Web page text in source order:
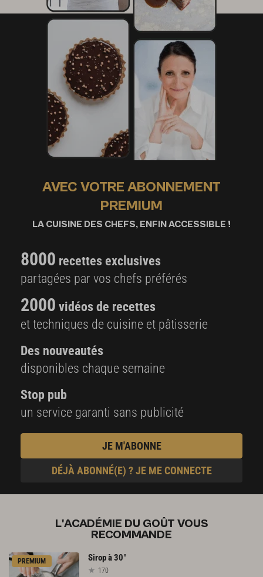
AVEC VOTRE ABONNEMENT
PREMIUM
LA CUISINE DES CHEFS, ENFIN ACCESSIBLE !
8000 recettes exclusives
partagées par vos chefs préférés
2000 vidéos de recettes
et techniques de cuisine et pâtisserie
Des nouveautés
disponibles chaque semaine
Stop pub
un service garanti sans publicité
JE M'ABONNE
DÉJÀ ABONNÉ(E) ? JE ME CONNECTE
L'ACADÉMIE DU GOÛT VOUS
RECOMMANDE
PREMIUM Siropà30°
170